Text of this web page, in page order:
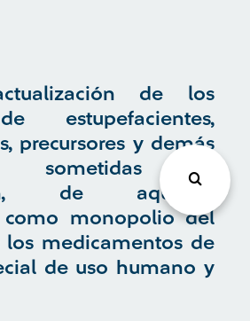
de los
estupefacientes,
precursores y demás
sometidas a
de aquellas
como monopolio del
los medicamentos de
de uso humano y